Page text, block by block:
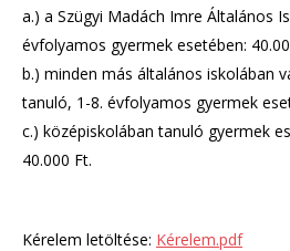
a.) a Szügyi Madách Imre Általános
évfolyamos gyermek esetében:
b.) minden más általános iskolában
tanuló, 1-8. évfolyamos gyermek
c.) középiskolában tanuló gyermek
40.000 Ft.
Kérelem letöltése: Kérelem.pdf